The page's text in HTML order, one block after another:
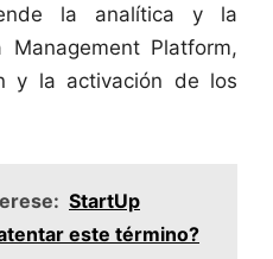
la analítica y la
Platform,
y la activación de los
StartUp
este término?